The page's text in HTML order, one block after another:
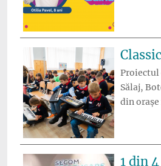
Proiectul
Sălaj,
din
1 din